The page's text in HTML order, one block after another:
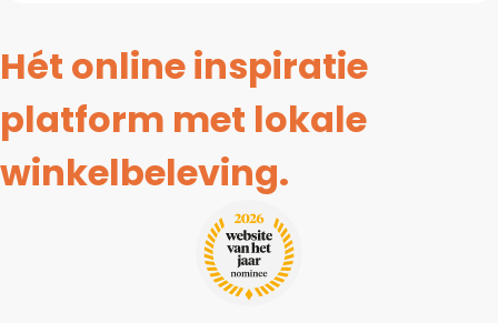
Hét online inspiratie
platform met lokale
winkelbeleving.